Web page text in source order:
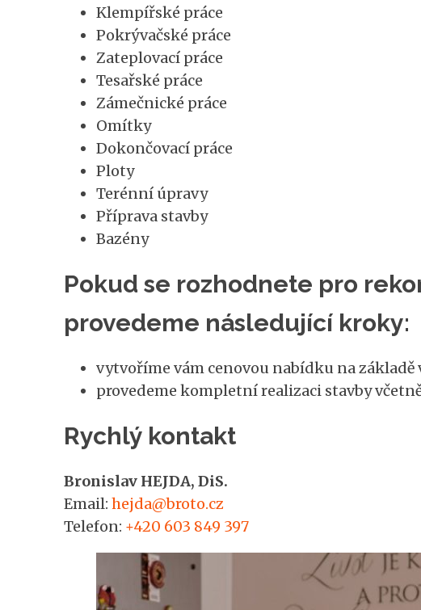
Klempířské práce
Pokrývačské práce
Zateplovací práce
Tesařské práce
Zámečnické práce
Omítky
Dokončovací práce
Ploty
Terénní úpravy
Příprava stavby
Bazény
Pokud se rozhodnete pro
provedeme následující kroky:
vytvoříme vám cenovou nabídku na
provedeme kompletní realizaci stavby
Rychlý kontakt
Bronislav HEJDA, DiS.
Email: hejda@broto.cz
Telefon: +420 603 849 397